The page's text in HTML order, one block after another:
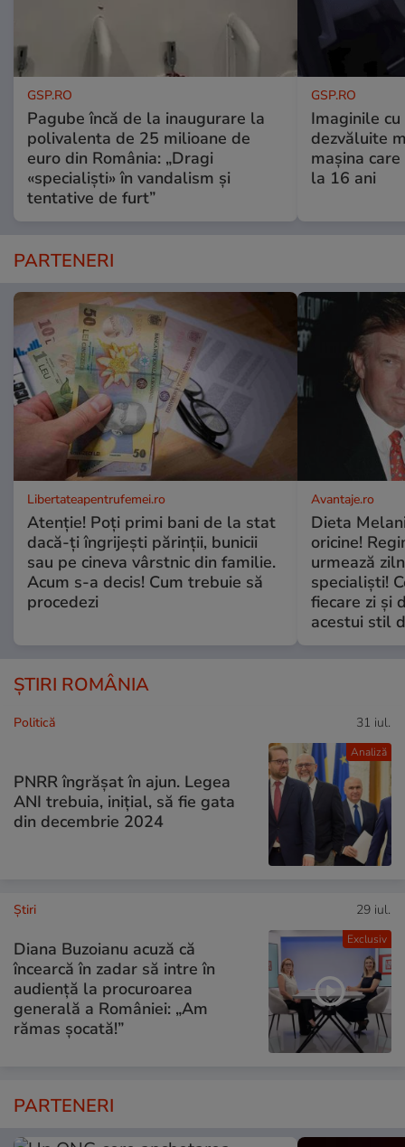
GSP.RO
Pagube încă de la inaugurare la
polivalenta de 25 milioane de
euro din România: „Dragi
«specialiști» în vandalism și
tentative de furt”
GSP.RO
Imaginile
dezvăluite
mașina
la 16 ani
PARTENERI
Libertateapentrufemei.ro
Atenție! Poți primi bani de la stat
dacă-ți îngrijești părinții, bunicii
sau pe cineva vârstnic din familie.
Acum s-a decis! Cum trebuie să
procedezi
Avantaje.ro
Dieta
oricine!
urmează
specialiști!
fiecare zi și
acestui stil
ȘTIRI ROMÂNIA
Analiză
Politică 31 iul.
PNRR îngrășat în ajun. Legea
ANI trebuia, inițial, să fie gata
din decembrie 2024
Exclusiv
Ştiri 29 iul.
Diana Buzoianu acuză că
încearcă în zadar să intre în
audiență la procuroarea
generală a României: „Am
rămas șocată!”
PARTENERI